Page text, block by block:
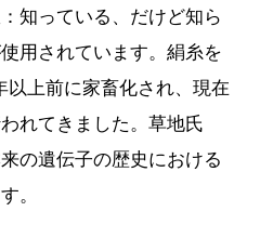
知っている、だけど知ら
用されています。絹糸を
上前に家畜化され、現在
れてきました。草地氏
の遺伝子の歴史における
。